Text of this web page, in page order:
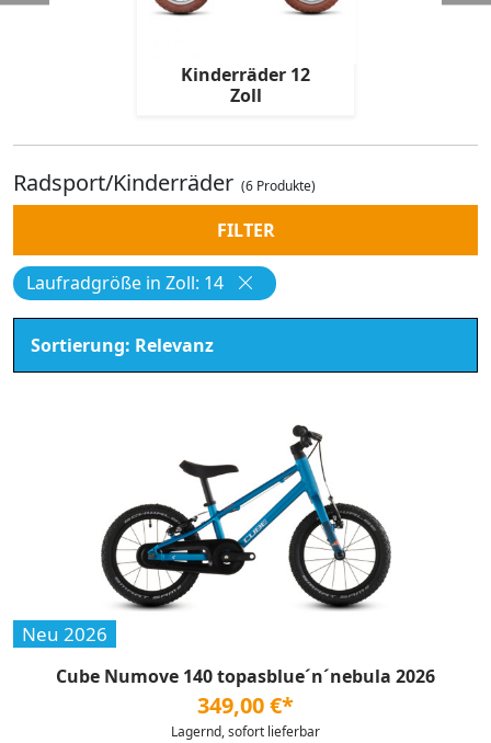
Kinderräder 12
Zoll
Radsport/Kinderräder (6 Produkte)
FILTER
Laufradgröße in Zoll: 14
Neu 2026
Cube Numove 140 topasblue´n´nebula 2026
349,00 €*
Lagernd, sofort lieferbar